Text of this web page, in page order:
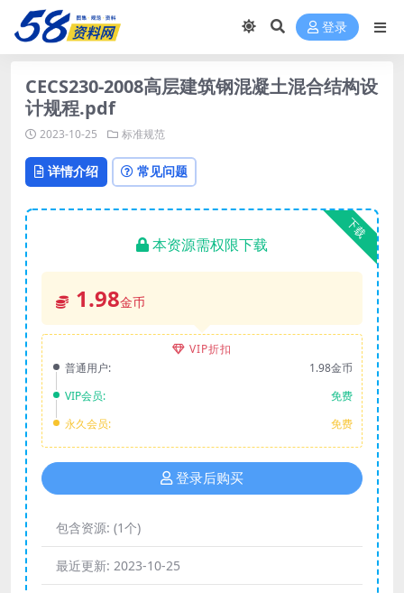
登录
CECS230-2008高层建筑钢混凝土混合结构设
计规程.pdf
2023-10-25 标准规范
详情介绍 常见问题
下载
本资源需权限下载
1.98金币
VIP折扣
普通用户:
1.98金币
VIP会员:
免费
永久会员:
免费
登录后购买
包含资源: (1个)
最近更新: 2023-10-25